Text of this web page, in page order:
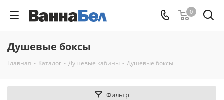
0
Душевые боксы
Главная - Каталог - Душевые кабины - Душевые боксы
Фильтр